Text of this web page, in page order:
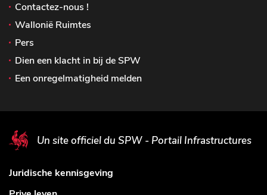
Contactez-nous !
Wallonië Ruimtes
Pers
Dien een klacht in bij de SPW
Een onregelmatigheid melden
Un site officiel du SPW - Portail Infrastructures
Juridische kennisgeving